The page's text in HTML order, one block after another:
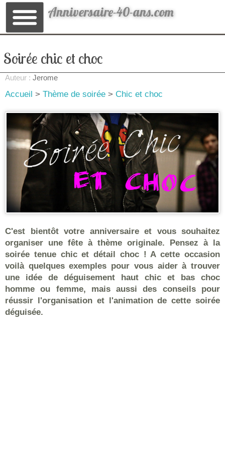
Anniversaire-40-ans.com
Soirée chic et choc
Auteur : Jerome
Accueil > Thème de soirée > Chic et choc
C'est bientôt votre anniversaire et vous souhaitez
organiser une fête à thème originale. Pensez à la
soirée tenue chic et détail choc ! A cette occasion
voilà quelques exemples pour vous aider à trouver
une idée de déguisement haut chic et bas choc
homme ou femme, mais aussi des conseils pour
réussir l'organisation et l'animation de cette soirée
déguisée.